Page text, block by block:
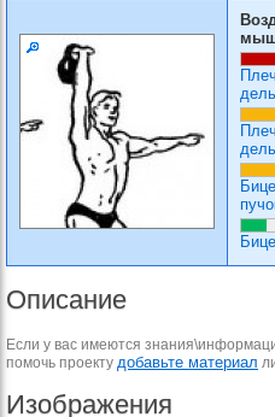
Описание
Если у вас имеются
помочь проекту добавьте материал
Изображения